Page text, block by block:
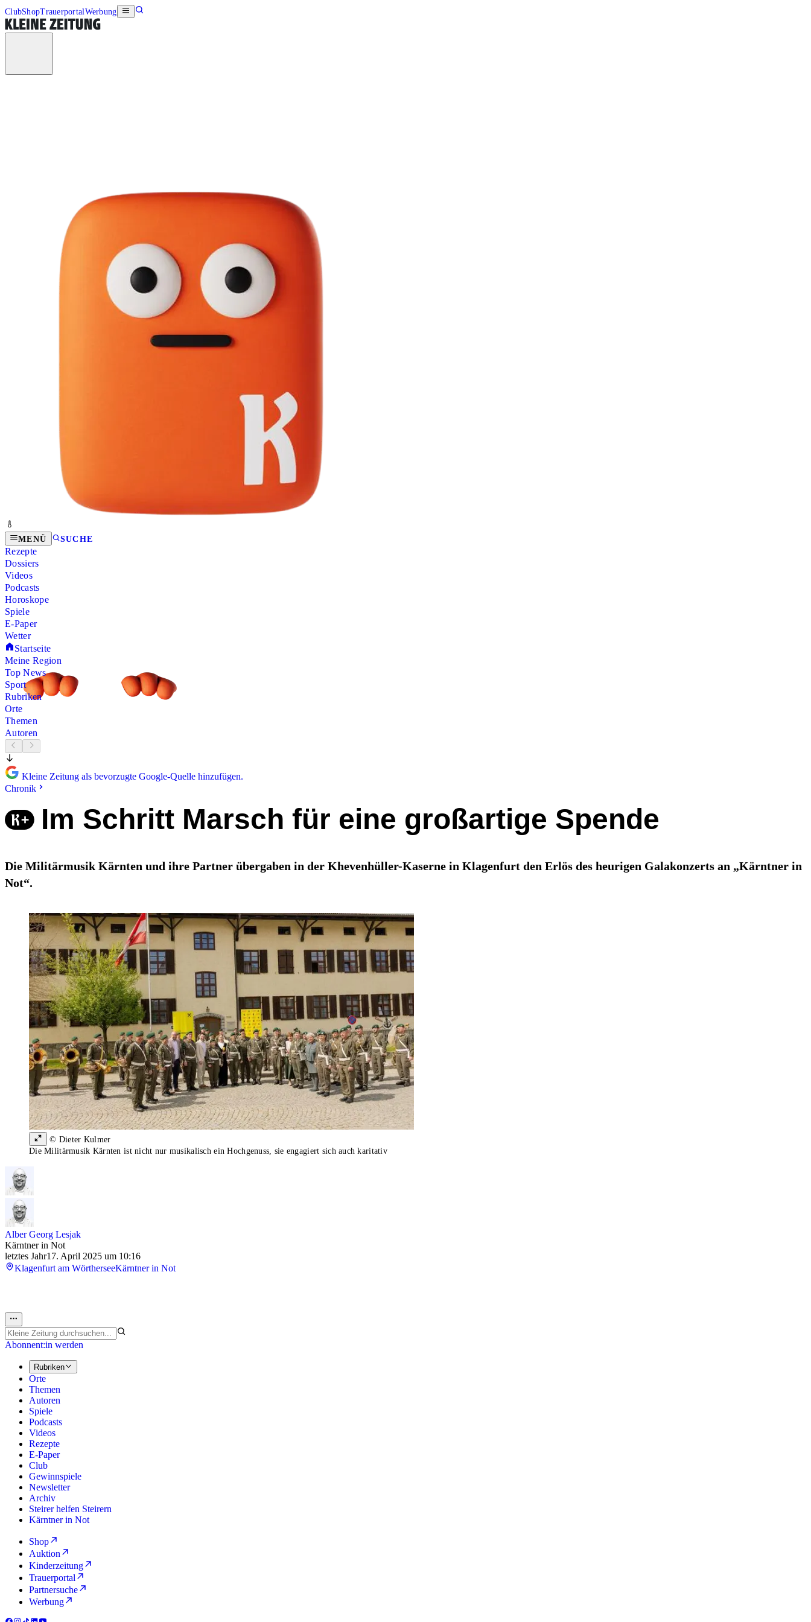
ClubShopTrauerportalWerbung
MENÜ SUCHE
Rezepte
Dossiers
Videos
Podcasts
Horoskope
Spiele
E-Paper
Wetter
Startseite
Meine Region
Top News
Sport
Rubriken
Orte
Themen
Autoren
Kleine Zeitung als bevorzugte Google-Quelle hinzufügen.
Chronik
Im Schritt Marsch für eine großartige Spende
Die Militärmusik Kärnten und ihre Partner übergaben in der Khevenhüller-Kaserne in Klagenfurt den Erlös des heurigen Galakonzerts an „Kärntner in
Not“.
© Dieter Kulmer
Die Militärmusik Kärnten ist nicht nur musikalisch ein Hochgenuss, sie engagiert sich auch karitativ
Alber Georg Lesjak
Kärntner in Not
letztes Jahr17. April 2025 um 10:16
Klagenfurt am WörtherseeKärntner in Not
Abonnent:in werden
Rubriken
Orte
Themen
Autoren
Spiele
Podcasts
Videos
Rezepte
E-Paper
Club
Gewinnspiele
Newsletter
Archiv
Steirer helfen Steirern
Kärntner in Not
Shop
Auktion
Kinderzeitung
Trauerportal
Partnersuche
Werbung